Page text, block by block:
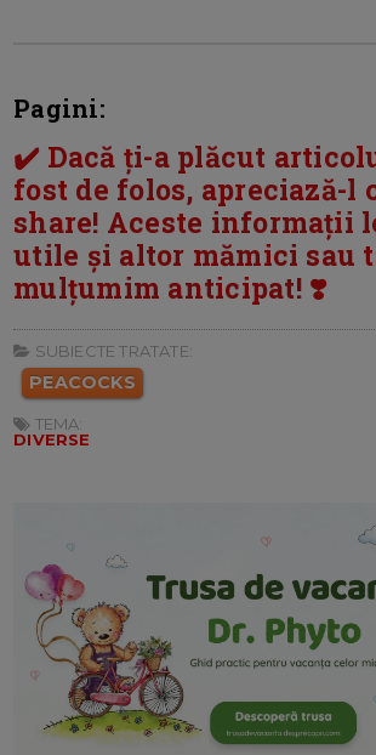
Pagini:
✔️ Dacă ți-a plăcut
fost de folos, apreciază-l
share! Aceste informații
utile și altor mămici sau
mulțumim anticipat! ❣️
SUBIECTE TRATATE:
PEACOCKS
TEMA:
DIVERSE